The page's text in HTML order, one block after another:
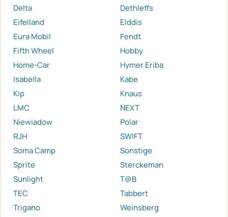
Delta
Dethleffs
Eifelland
Elddis
Eura Mobil
Fendt
Fifth Wheel
Hobby
Home-Car
Hymer Eriba
Isabella
Kabe
Kip
Knaus
LMC
NEXT
Niewiadow
Polar
RJH
SWIFT
Soma Camp
Sonstige
Sprite
Sterckeman
Sunlight
T@B
TEC
Tabbert
Trigano
Weinsberg